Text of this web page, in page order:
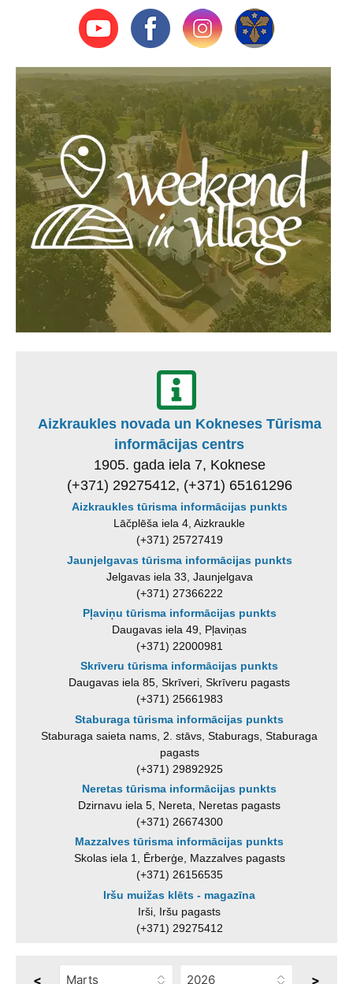
Aizkraukles novada un Kokneses Tūrisma
informācijas centrs
1905. gada iela 7, Koknese
(+371) 29275412, (+371) 65161296
Aizkraukles tūrisma informācijas punkts
Lāčplēša iela 4, Aizkraukle
(+371) 25727419
Jaunjelgavas tūrisma informācijas punkts
Jelgavas iela 33, Jaunjelgava
(+371) 27366222
Pļaviņu tūrisma informācijas punkts
Daugavas iela 49, Pļaviņas
(+371) 22000981
Skrīveru tūrisma informācijas punkts
Daugavas iela 85, Skrīveri, Skrīveru pagasts
(+371) 25661983
Staburaga tūrisma informācijas punkts
Staburaga saieta nams, 2. stāvs, Staburags, Staburaga
pagasts
(+371) 29892925
Neretas tūrisma informācijas punkts
Dzirnavu iela 5, Nereta, Neretas pagasts
(+371) 26674300
Mazzalves tūrisma informācijas punkts
Skolas iela 1, Ērberģe, Mazzalves pagasts
(+371) 26156535
Iršu muižas klēts - magazīna
Irši, Iršu pagasts
(+371) 29275412
< >